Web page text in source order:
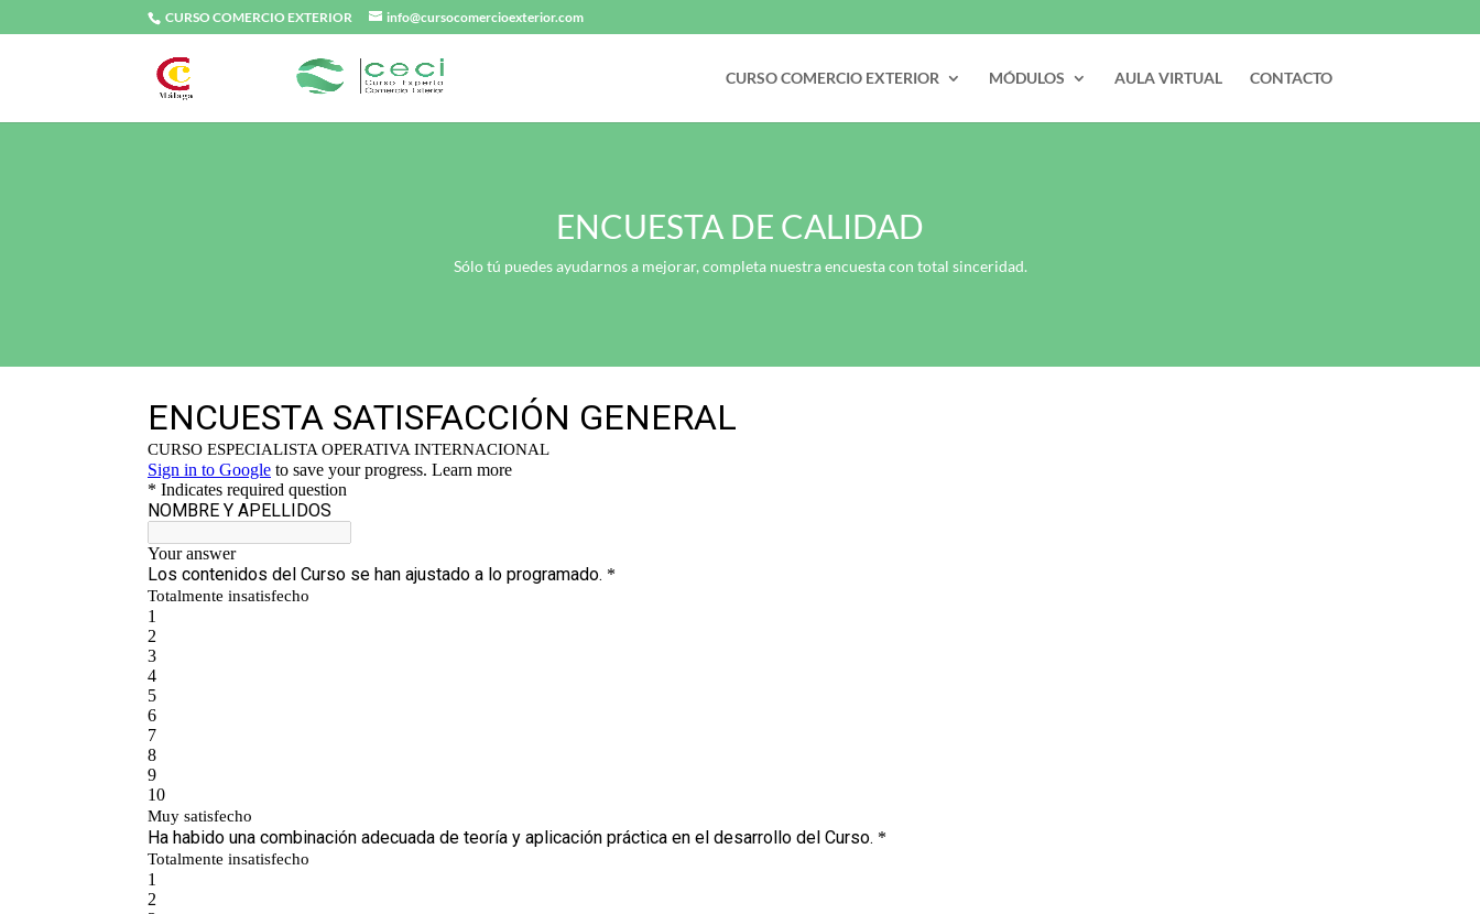
CURSO COMERCIO EXTERIOR info@cursocomercioexterior.com
CURSO COMERCIO EXTERIOR MÓDULOS AULA VIRTUAL CONTACTO
ENCUESTA DE CALIDAD
Sólo tú puedes ayudarnos a mejorar, completa nuestra encuesta con total sinceridad.